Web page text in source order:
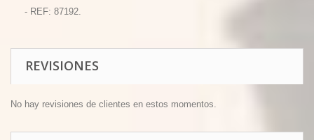
- REF: 87192.
REVISIONES
No hay revisiones de clientes en estos momentos.